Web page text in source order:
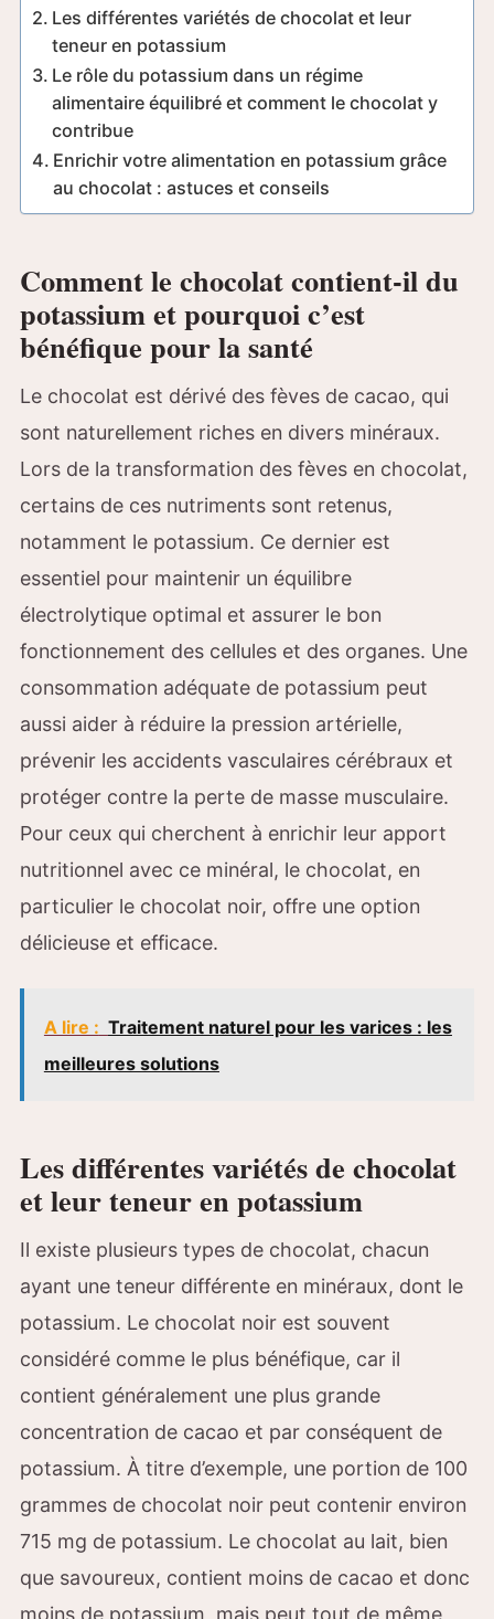
Les différentes variétés de chocolat et leur
teneur en potassium
Le rôle du potassium dans un régime
alimentaire équilibré et comment le chocolat y
contribue
Enrichir votre alimentation en potassium grâce
au chocolat : astuces et conseils
Comment le chocolat contient-il du
potassium et pourquoi c’est
bénéfique pour la santé
Le chocolat est dérivé des fèves de cacao, qui
sont naturellement riches en divers minéraux.
Lors de la transformation des fèves en chocolat,
certains de ces nutriments sont retenus,
notamment le potassium. Ce dernier est
essentiel pour maintenir un équilibre
électrolytique optimal et assurer le bon
fonctionnement des cellules et des organes. Une
consommation adéquate de potassium peut
aussi aider à réduire la pression artérielle,
prévenir les accidents vasculaires cérébraux et
protéger contre la perte de masse musculaire.
Pour ceux qui cherchent à enrichir leur apport
nutritionnel avec ce minéral, le chocolat, en
particulier le chocolat noir, offre une option
délicieuse et efficace.
A lire : Traitement naturel pour les varices : les
meilleures solutions
Les différentes variétés de chocolat
et leur teneur en potassium
Il existe plusieurs types de chocolat, chacun
ayant une teneur différente en minéraux, dont le
potassium. Le chocolat noir est souvent
considéré comme le plus bénéfique, car il
contient généralement une plus grande
concentration de cacao et par conséquent de
potassium. À titre d’exemple, une portion de 100
grammes de chocolat noir peut contenir environ
715 mg de potassium. Le chocolat au lait, bien
que savoureux, contient moins de cacao et donc
moins de potassium, mais peut tout de même